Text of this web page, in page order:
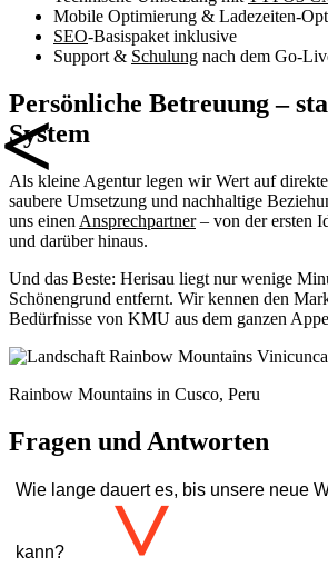
Mobile Optimierung & Ladezeiten-
SEO-Basispaket inklusive
Support & Schulung nach dem Go-
Persönliche Betreuung –
System
Als kleine Agentur legen wir Wert auf
saubere Umsetzung und nachhaltige
uns einen Ansprechpartner– von der ersten
und darüber hinaus.
Und das Beste: Herisau liegt nur wenige
Schönengrund entfernt. Wir kennen den
Bedürfnisse von KMU aus dem ganzen
Rainbow Mountains in Cusco, Peru
Fragen und Antworten
Wie lange dauert es, bis unsere neue
kann? >